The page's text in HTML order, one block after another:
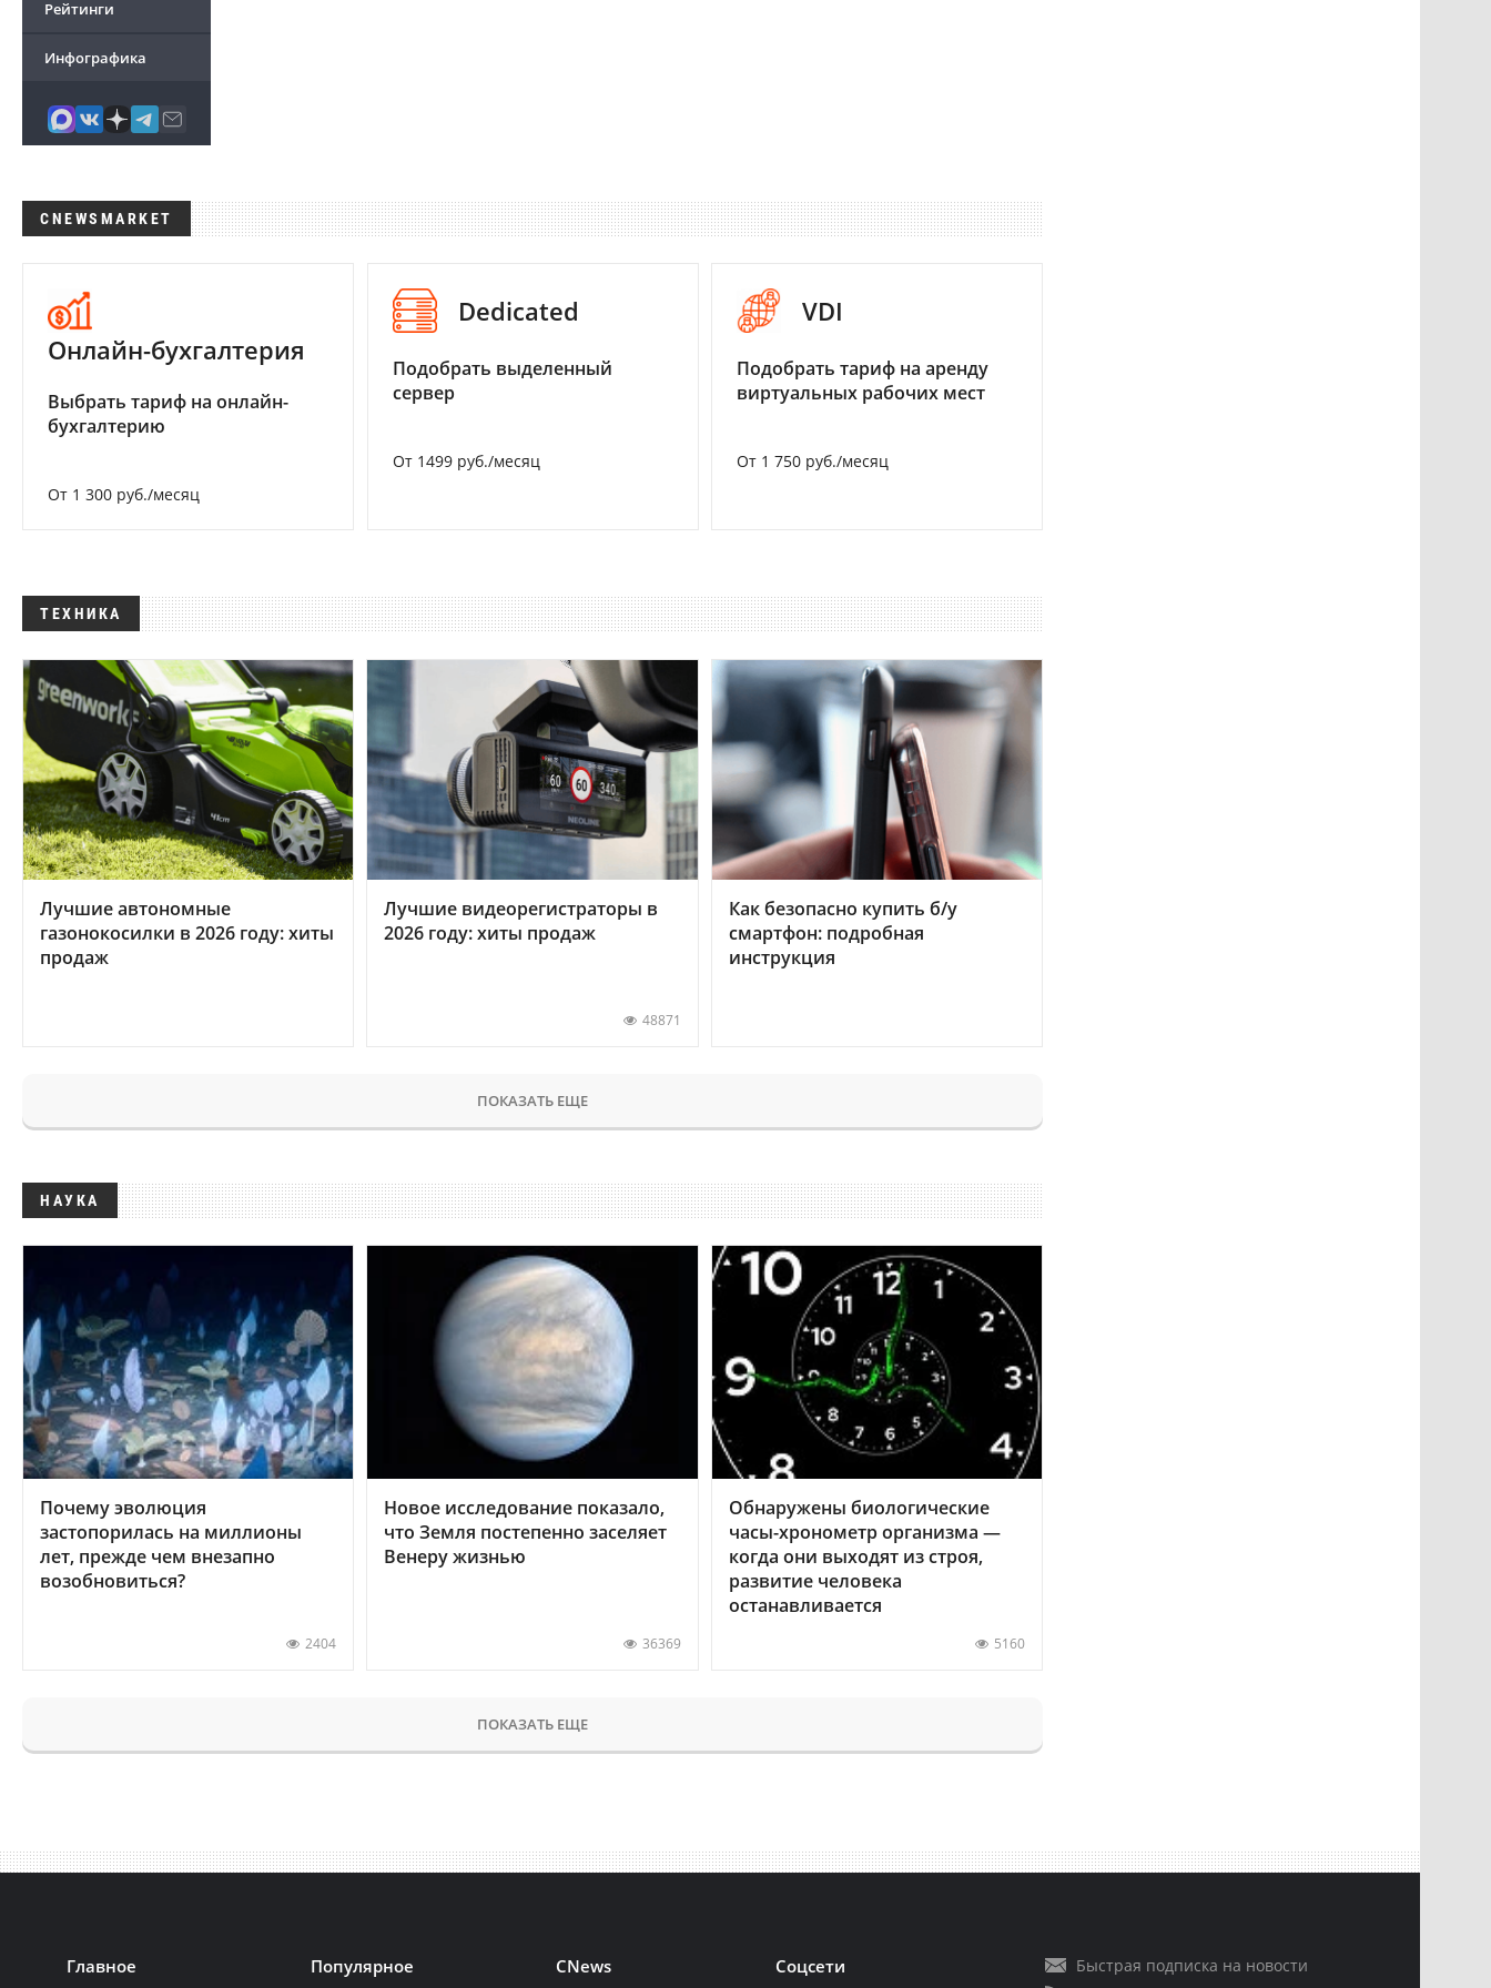
Рейтинги
Инфографика
CNEWSMARKET
Онлайн-бухгалтерия
Выбрать тариф на онлайн-
бухгалтерию
От 1 300 руб./месяц
Dedicated
Подобрать выделенный
сервер
От 1499 руб./месяц
VDI
Подобрать тариф на аренду
виртуальных рабочих мест
От 1 750 руб./месяц
ТЕХНИКА
Лучшие автономные
газонокосилки в 2026 году: хиты
продаж
Лучшие видеорегистраторы в
2026 году: хиты продаж
48871
Как безопасно купить б/у
смартфон: подробная
инструкция
ПОКАЗАТЬ ЕЩЕ
НАУКА
Почему эволюция
застопорилась на миллионы
лет, прежде чем внезапно
возобновиться?
2404
Новое исследование показало,
что Земля постепенно заселяет
Венеру жизнью
36369
Обнаружены биологические
часы-хронометр организма —
когда они выходят из строя,
развитие человека
останавливается
5160
ПОКАЗАТЬ ЕЩЕ
Главное Популярное CNews Соцсети
Быстрая подписка на новости